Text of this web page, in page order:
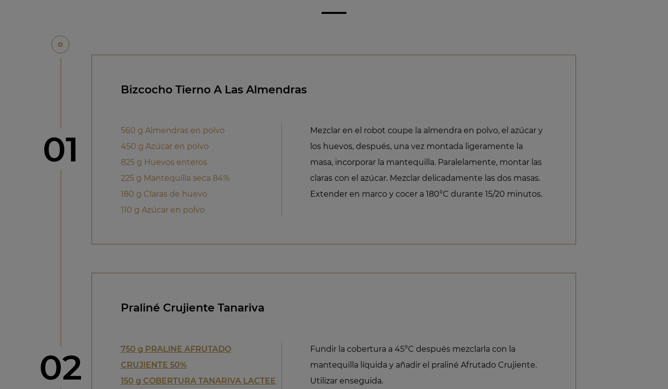
Paso
01
Bizcocho Tierno A Las Almendras
560 g Almendras en polvo
450 g Azúcar en polvo
825 g Huevos enteros
225 g Mantequilla seca 84%
180 g Claras de huevo
110 g Azúcar en polvo
Mezclar en el robot coupe la almendra en polvo, el azúcar y
los huevos, después, una vez montada ligeramente la
masa, incorporar la mantequilla. Paralelamente, montar las
claras con el azúcar. Mezclar delicadamente las dos masas.
Extender en marco y cocer a 180°C durante 15/20 minutos.
Paso
02
Praliné Crujiente Tanariva
750 g PRALINE AFRUTADO
CRUJIENTE 50%
150 g COBERTURA TANARIVA LACTEE
Fundir la cobertura a 45°C después mezclarla con la
mantequilla líquida y añadir el praliné Afrutado Crujiente.
Utilizar enseguida.